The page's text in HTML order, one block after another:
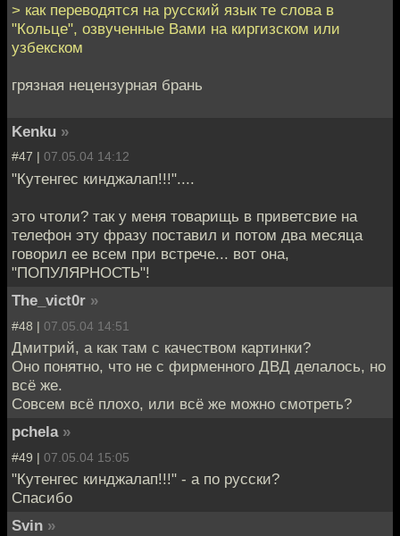
> как переводятся на русский язык те слова в
"Кольце", озвученные Вами на киргизском или
узбекском
грязная нецензурная брань
Kenku »
#47 | 07.05.04 14:12
"Кутенгес кинджалап!!!"....
это чтоли? так у меня товарищь в приветсвие на
телефон эту фразу поставил и потом два месяца
говорил ее всем при встрече... вот она,
"ПОПУЛЯРНОСТЬ"!
The_vict0r »
#48 | 07.05.04 14:51
Дмитрий, а как там с качеством картинки?
Оно понятно, что не с фирменного ДВД делалось, но
всё же.
Совсем всё плохо, или всё же можно смотреть?
pchela »
#49 | 07.05.04 15:05
"Кутенгес кинджалап!!!" - а по русски?
Спасибо
Svin »